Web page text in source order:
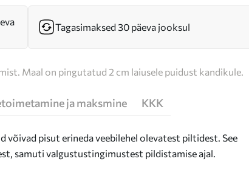
Tagasimaksed 30 päeva jooksul
Maal on pingutatud 2 cm laiusele puidust kandikule.
ja maksmine KKK
võivad pisut erineda veebilehel olevatest piltidest. See
samuti valgustustingimustest pildistamise ajal.